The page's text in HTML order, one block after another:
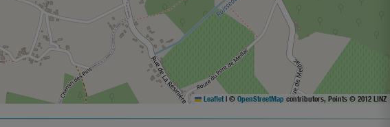
Leaflet | © OpenStreetMap contributors, Points © 2012 LINZ